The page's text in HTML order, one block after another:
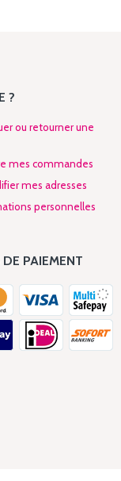
?
ou retourner une
mes commandes
mes adresses
personnelles
PAIEMENT